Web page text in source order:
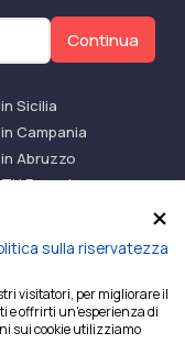
Continua
Sicilia
Campania
Abruzzo
Resort
0133251 del
di Viaggi n°
sulla riservatezza
visitatori, per migliorare il
e offrirti un'esperienza di
sui cookie utilizziamo